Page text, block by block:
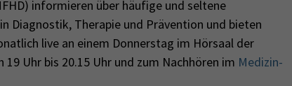
informieren über häufige und seltene
Diagnostik, Therapie und Prävention und bieten
live an einem Donnerstag im Hörsaal der
Uhr bis 20.15 Uhr und zum Nachhören im Medizin-